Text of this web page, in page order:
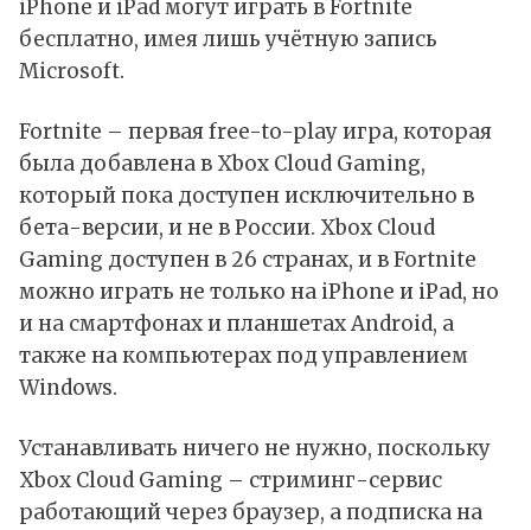
iPhone и iPad могут играть в Fortnite
бесплатно, имея лишь учётную запись
Microsoft.
Fortnite – первая free-to-play игра, которая
была добавлена в Xbox Cloud Gaming,
который пока доступен исключительно в
бета-версии, и не в России. Xbox Cloud
Gaming доступен в 26 странах, и в Fortnite
можно играть не только на iPhone и iPad, но
и на смартфонах и планшетах Android, а
также на компьютерах под управлением
Windows.
Устанавливать ничего не нужно, поскольку
Xbox Cloud Gaming – стриминг-сервис
работающий через браузер, а подписка на